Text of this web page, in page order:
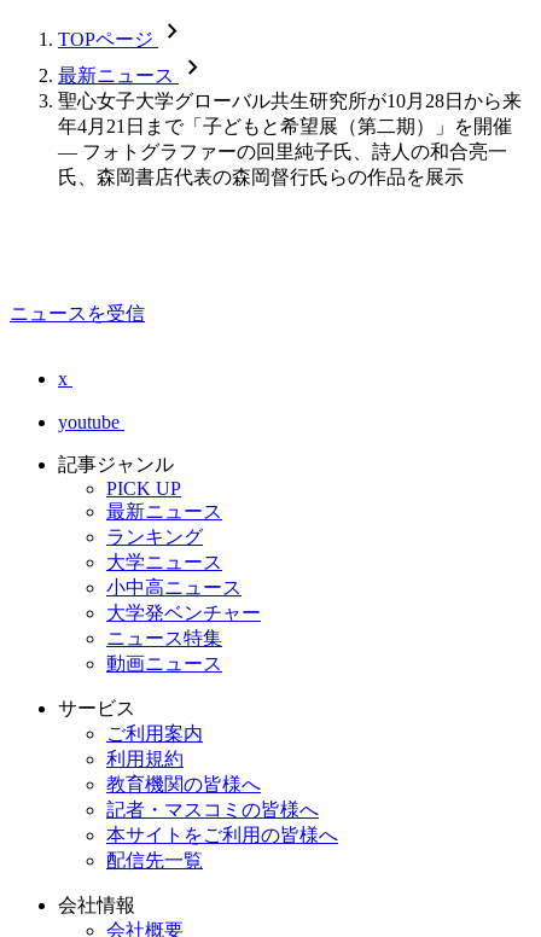
TOPページ chevron_forward
最新ニュース chevron_forward
聖心女子大学グローバル共生研究所が10月28日から来
年4月21日まで「子どもと希望展（第二期）」を開催
― フォトグラファーの回里純子氏、詩人の和合亮一
氏、森岡書店代表の森岡督行氏らの作品を展示
ニュースを受信
x
youtube
記事ジャンル
PICK UP
最新ニュース
ランキング
大学ニュース
小中高ニュース
大学発ベンチャー
ニュース特集
動画ニュース
サービス
ご利用案内
利用規約
教育機関の皆様へ
記者・マスコミの皆様へ
本サイトをご利用の皆様へ
配信先一覧
会社情報
会社概要